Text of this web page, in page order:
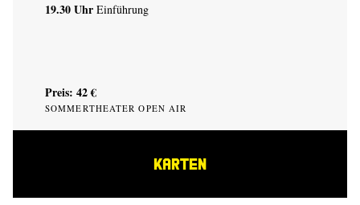
19.30 Uhr Einführung
Preis: 42 €
SOMMERTHEATER OPEN AIR
KARTEN